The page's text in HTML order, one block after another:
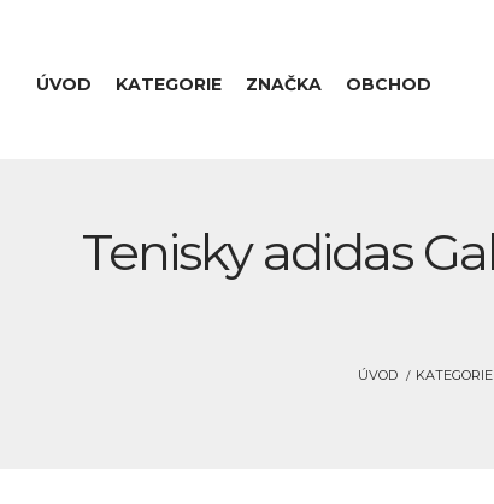
ÚVOD KATEGORIE ZNAČKA OBCHOD
Tenisky adidas
ÚVOD KATEGORIE